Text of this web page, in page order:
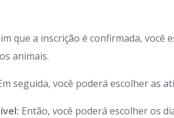
que a inscrição é confirmada, você
animais.
seguida, você poderá escolher as
Então, você poderá escolher os